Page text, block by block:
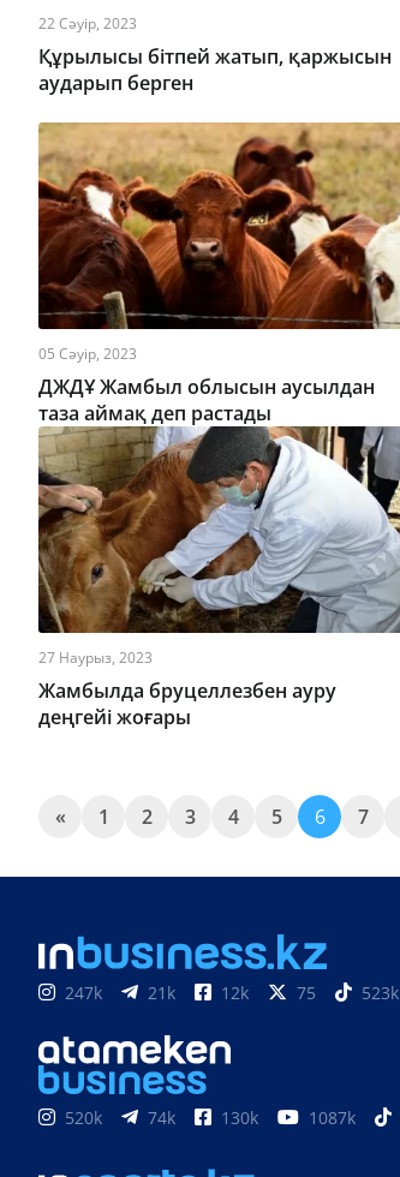
22 Сәуір, 2023
Құрылысы бітпей жатып, қаржысын
аударып берген
05 Сәуір, 2023
ДЖДҰ Жамбыл облысын аусылдан
таза аймақ деп растады
27 Наурыз, 2023
Жамбылда бруцеллезбен ауру
деңгейі жоғары
« 1 2 3 4 5 6 7
247k 21k 12k 75 523k
520k 74k 130k 1087k